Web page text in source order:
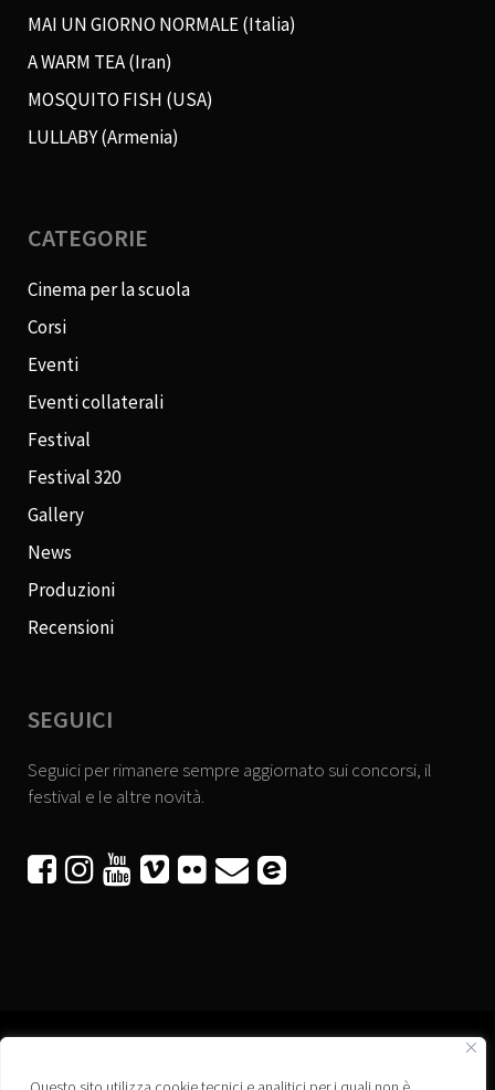
MAI UN GIORNO NORMALE (Italia)
A WARM TEA (Iran)
MOSQUITO FISH (USA)
LULLABY (Armenia)
CATEGORIE
Cinema per la scuola
Corsi
Eventi
Eventi collaterali
Festival
Festival 320
Gallery
News
Produzioni
Recensioni
SEGUICI
Seguici per rimanere sempre aggiornato sui concorsi, il
festival e le altre novità.
     